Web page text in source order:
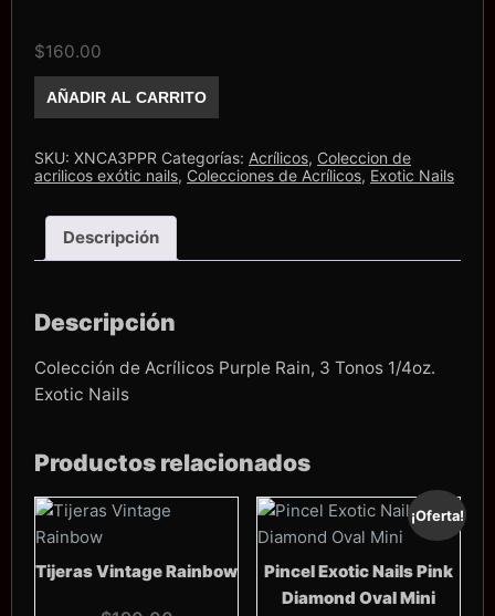
$160.00
Acrílico
Purple
Tricolor
1/4oz.
Exotic
cantidad
AÑADIR AL CARRITO
SKU: XNCA3PPR Categorías: Acrílicos, Coleccion de
acrilicos exótic nails, Colecciones de Acrílicos, Exotic Nails
Descripción
Descripción
Colección de Acrílicos Purple Rain, 3 Tonos 1/4oz.
Exotic Nails
Productos relacionados
Tijeras Vintage Rainbow
¡Oferta!
Pincel Exotic Nails Pink
Diamond Oval Mini